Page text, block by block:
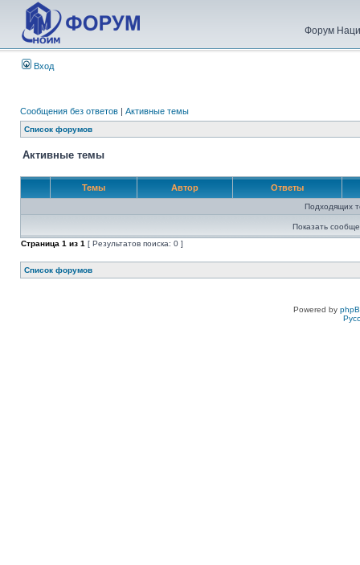
Форум
Вход
Сообщения без ответов | Активные темы
Список форумов
Активные темы
Темы Автор Ответы
Подходящих
Показать
Страница 1 из 1 [ Результатов поиска: 0 ]
Список форумов
Powered by